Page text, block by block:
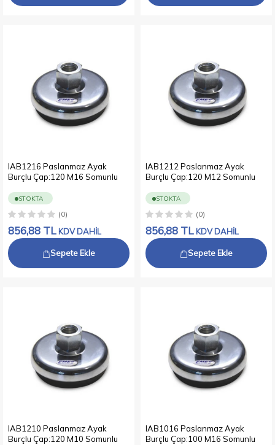
IAB1216 Paslanmaz Ayak
Burçlu Çap:120 M16 Somunlu
STOKTA
(0)
856,88 TL KDV DAHİL
Sepete Ekle
IAB1212 Paslanmaz Ayak
Burçlu Çap:120 M12 Somunlu
STOKTA
(0)
856,88 TL KDV DAHİL
Sepete Ekle
IAB1210 Paslanmaz Ayak
Burçlu Çap:120 M10 Somunlu
IAB1016 Paslanmaz Ayak
Burçlu Çap:100 M16 Somunlu